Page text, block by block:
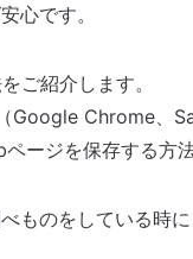
心です。
ご紹介します。
Google Chrome、
ージを保存する方法
ものをしている時